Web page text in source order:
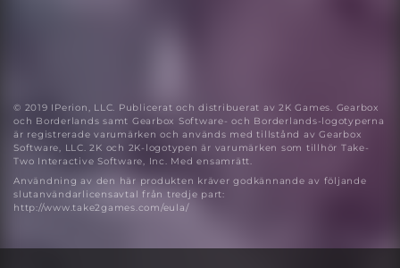
© 2019 IPerion, LLC. Publicerat och distribuerat av 2K Games. Gearbox
och Borderlands samt Gearbox Software- och Borderlands-logotyperna
är registrerade varumärken och används med tillstånd av Gearbox
Software, LLC. 2K och 2K-logotypen är varumärken som tillhör Take-
Two Interactive Software, Inc. Med ensamrätt.
Användning av den här produkten kräver godkännande av följande
slutanvändarlicensavtal från tredje part:
http://www.take2games.com/eula/